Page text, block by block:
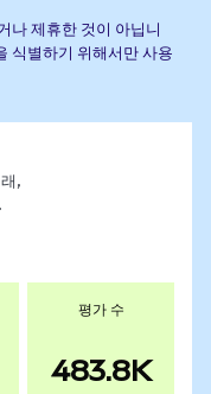
나 제휴한 것이 아닙니
식별하기 위해서만 사용
,
평가 수
483.8K